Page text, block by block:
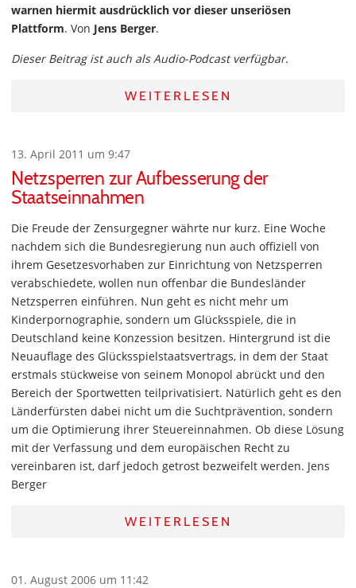
warnen hiermit ausdrücklich vor dieser unseriösen
Plattform. Von Jens Berger.
Dieser Beitrag ist auch als Audio-Podcast verfügbar.
WEITERLESEN
13. April 2011 um 9:47
Netzsperren zur Aufbesserung der
Staatseinnahmen
Die Freude der Zensurgegner währte nur kurz. Eine Woche
nachdem sich die Bundesregierung nun auch offiziell von
ihrem Gesetzesvorhaben zur Einrichtung von Netzsperren
verabschiedete, wollen nun offenbar die Bundesländer
Netzsperren einführen. Nun geht es nicht mehr um
Kinderpornographie, sondern um Glücksspiele, die in
Deutschland keine Konzession besitzen. Hintergrund ist die
Neuauflage des Glücksspielstaatsvertrags, in dem der Staat
erstmals stückweise von seinem Monopol abrückt und den
Bereich der Sportwetten teilprivatisiert. Natürlich geht es den
Länderfürsten dabei nicht um die Suchtprävention, sondern
um die Optimierung ihrer Steuereinnahmen. Ob diese Lösung
mit der Verfassung und dem europäischen Recht zu
vereinbaren ist, darf jedoch getrost bezweifelt werden. Jens
Berger
WEITERLESEN
01. August 2006 um 11:42